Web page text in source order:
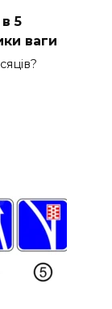
5
ваги